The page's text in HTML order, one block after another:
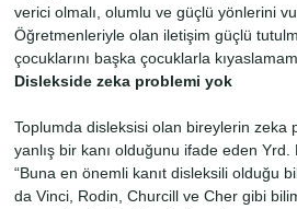
verici olmalı, olumlu ve güçlü yönlerini
Öğretmenleriyle olan iletişim güçlü
çocuklarını başka çocuklarla
Dislekside zeka problemi yok
Toplumda disleksisi olan bireylerin zeka
yanlış bir kanı olduğunu ifade eden Yrd.
“Buna en önemli kanıt disleksili olduğu
da Vinci, Rodin, Churcill ve Cher gibi